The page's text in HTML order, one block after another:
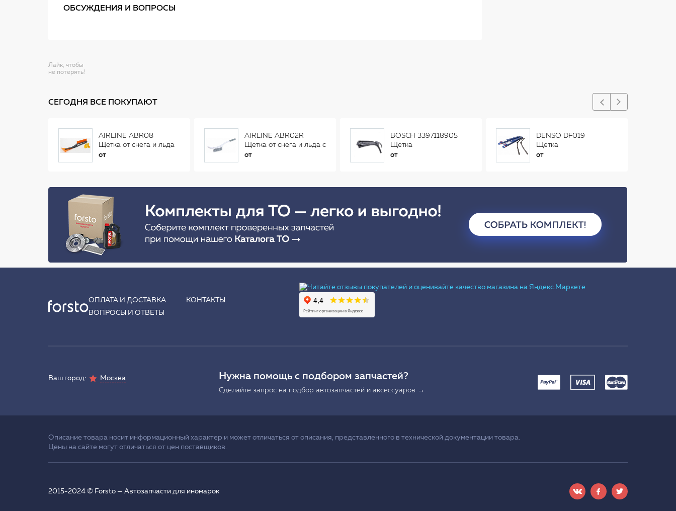
ОБСУЖДЕНИЯ И ВОПРОСЫ
Лайк, чтобы
не потерять!
СЕГОДНЯ ВСЕ ПОКУПАЮТ
AIRLINE ABR08
Щетка от снега и льда
(34 см)
от
AIRLINE ABR02R
Щетка от снега и льда с
распушенной щетиной
от
BOSCH 3397118905
Щетка
стеклоочистителя
от
DENSO DF019
Щетка
стеклоочистителя
от
ОПЛАТА И ДОСТАВКА
КОНТАКТЫ
ВОПРОСЫ И ОТВЕТЫ
Ваш город: Москва Нужна помощь с подбором запчастей?
Сделайте запрос на подбор автозапчастей и аксессуаров →
Описание товара носит информационный характер и может отличаться от описания, представленного в технической документации товара.
Цены на сайте могут отличаться от цен поставщиков.
2015-2024 © Forsto — Автозапчасти для иномарок